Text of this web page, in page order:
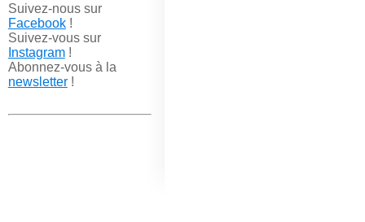
Suivez-nous sur
Facebook!
Suivez-vous sur
Instagram!
Abonnez-vous à la
newsletter!